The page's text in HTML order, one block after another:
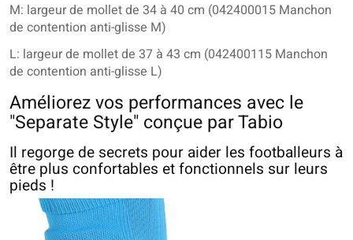
M: largeur de mollet de 34 à 40 cm (042400015 Manchon
de contention anti-glisse M)
L: largeur de mollet de 37 à 43 cm (042400115 Manchon
de contention anti-glisse L)
Améliorez vos performances avec le
"Separate Style" conçue par Tabio
Il regorge de secrets pour aider les footballeurs à
être plus confortables et fonctionnels sur leurs
pieds !